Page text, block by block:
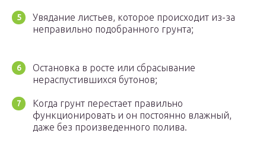
Увядание листьев, которое происходит из-за
неправильно подобранного грунта;
Остановка в росте или сбрасывание
нераспустившихся бутонов;
Когда грунт перестает правильно
функционировать и он постоянно влажный,
даже без произведенного полива.